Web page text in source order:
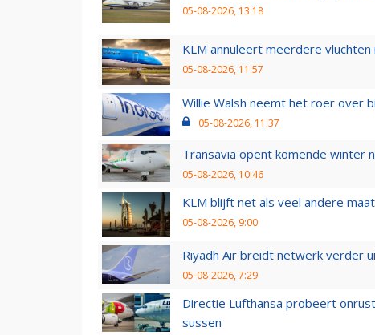
05-08-2026, 13:18
KLM annuleert meerdere
05-08-2026, 11:57
Willie Walsh neemt het roer over
05-08-2026, 11:37
Transavia opent komende winter
05-08-2026, 10:46
KLM blijft net als veel andere
05-08-2026, 9:00
Riyadh Air breidt netwerk verder
05-08-2026, 7:29
Directie Lufthansa probeert
sussen